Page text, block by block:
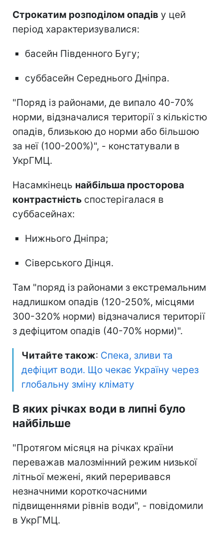
Строкатим розподілом опадів у цей
період характеризувалися:
басейн Південного Бугу;
суббасейн Середнього Дніпра.
"Поряд із районами, де випало 40-70%
норми, відзначалися території з кількістю
опадів, близькою до норми або більшою
за неї (100-200%)", - констатували в
УкрГМЦ.
Насамкінець найбільша просторова
контрастність спостерігалася в
суббасейнах:
Нижнього Дніпра;
Сіверського Дінця.
Там "поряд із районами з екстремальним
надлишком опадів (120-250%, місцями
300-320% норми) відзначалися території
з дефіцитом опадів (40-70% норми)".
Читайте також: Спека, зливи та
дефіцит води. Що чекає Україну через
глобальну зміну клімату
В яких річках води в липні було
найбільше
"Протягом місяця на річках країни
переважав малозмінний режим низької
літньої межені, який переривався
незначними короткочасними
підвищеннями рівнів води", - повідомили
в УкрГМЦ.